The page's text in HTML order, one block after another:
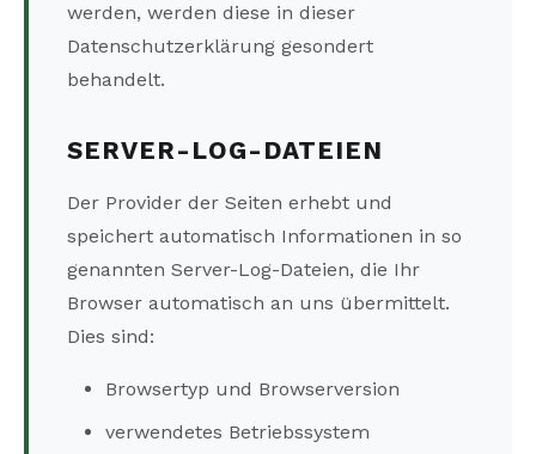
werden, werden diese in dieser
Datenschutzerklärung gesondert
behandelt.
SERVER-LOG-DATEIEN
Der Provider der Seiten erhebt und
speichert automatisch Informationen in so
genannten Server-Log-Dateien, die Ihr
Browser automatisch an uns übermittelt.
Dies sind:
Browsertyp und Browserversion
verwendetes Betriebssystem